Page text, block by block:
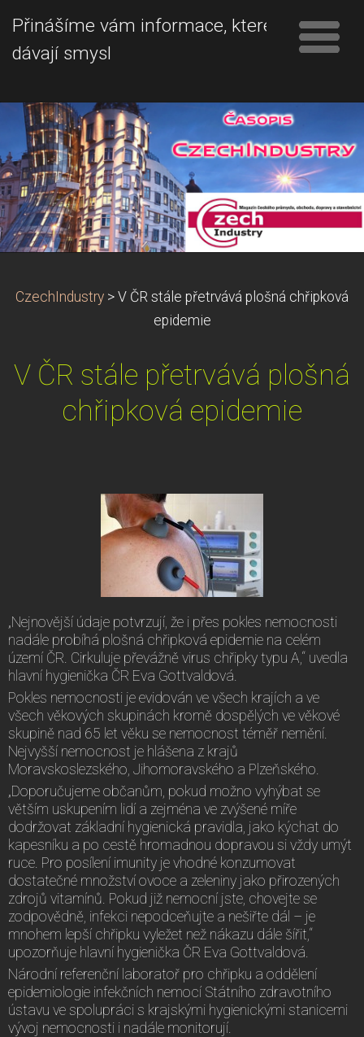
Přinášíme vám informace, které
dávají smysl
CzechIndustry > V ČR stále přetrvává plošná chřipková
epidemie
V ČR stále přetrvává plošná
chřipková epidemie
„Nejnovější údaje potvrzují, že i přes pokles nemocnosti
nadále probíhá plošná chřipková epidemie na celém
území ČR. Cirkuluje převážně virus chřipky typu A,“ uvedla
hlavní hygienička ČR Eva Gottvaldová.
Pokles nemocnosti je evidován ve všech krajích a ve
všech věkových skupinách kromě dospělých ve věkové
skupině nad 65 let věku se nemocnost téměř nemění.
Nejvyšší nemocnost je hlášena z krajů
Moravskoslezského, Jihomoravského a Plzeňského.
„Doporučujeme občanům, pokud možno vyhýbat se
větším uskupením lidí a zejména ve zvýšené míře
dodržovat základní hygienická pravidla, jako kýchat do
kapesníku a po cestě hromadnou dopravou si vždy umýt
ruce. Pro posílení imunity je vhodné konzumovat
dostatečné množství ovoce a zeleniny jako přirozených
zdrojů vitamínů. Pokud již nemocní jste, chovejte se
zodpovědně, infekci nepodceňujte a nešiřte dál – je
mnohem lepší chřipku vyležet než nákazu dále šířit,“
upozorňuje hlavní hygienička ČR Eva Gottvaldová.
Národní referenční laboratoř pro chřipku a oddělení
epidemiologie infekčních nemocí Státního zdravotního
ústavu ve spolupráci s krajskými hygienickými stanicemi
vývoj nemocnosti i nadále monitorují.